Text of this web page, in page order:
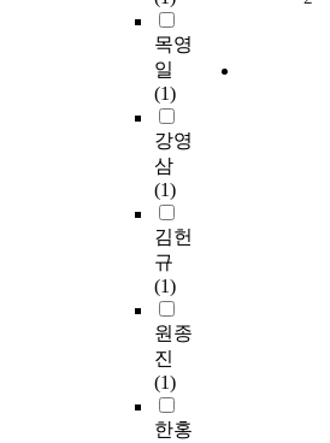
목영
일
(1)
강영
삼
(1)
김헌
규
(1)
원종
진
(1)
한홍